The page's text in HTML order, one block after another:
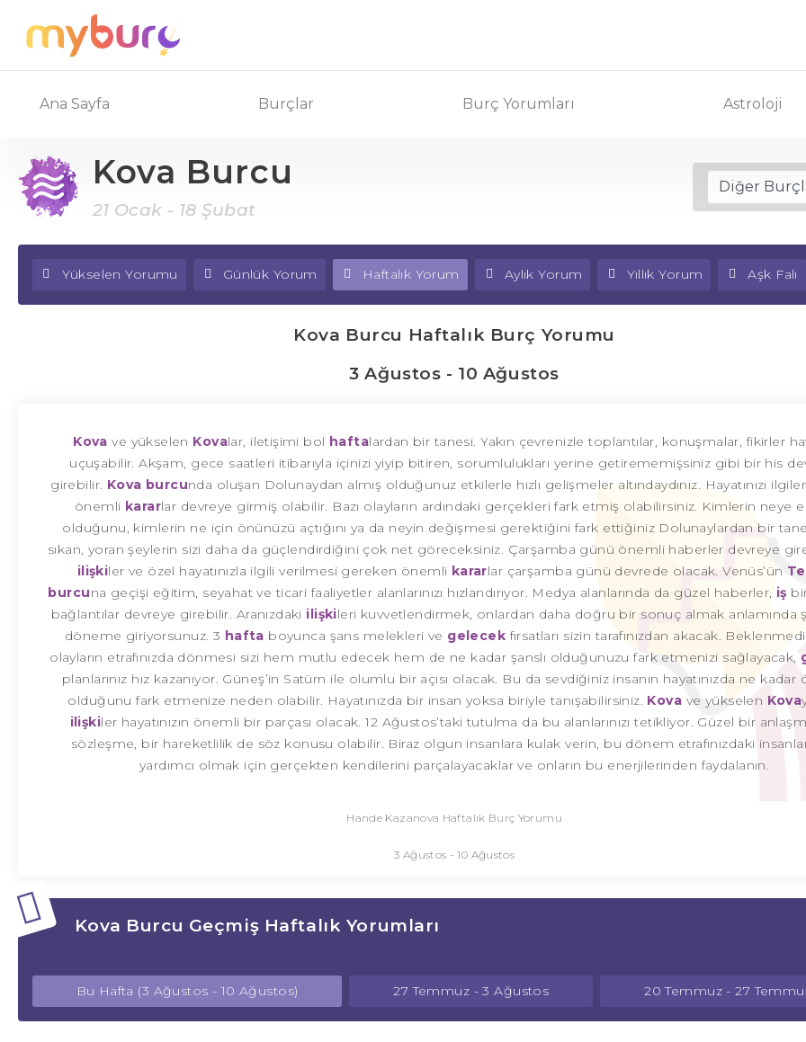
Ana Sayfa Burçlar Burç Yorumları Astroloji
Kova Burcu
21 Ocak - 18 Şubat
Yükselen Yorumu Günlük Yorum Haftalık Yorum Aylık Yorum Yıllık Yorum Aşk Falı
Kova Burcu Haftalık Burç Yorumu
3 Ağustos - 10 Ağustos
Kova ve yükselen Kovalar, iletişimi bol haftalardan bir tanesi. Yakın çevrenizle toplantılar, konuşmalar, fikirler
uçuşabilir. Akşam, gece saatleri itibarıyla içinizi yiyip bitiren, sorumlulukları yerine getirememişsiniz gibi bir his
girebilir. Kova burcunda oluşan Dolunaydan almış olduğunuz etkilerle hızlı gelişmeler altındaydınız. Hayatınızı
önemli kararlar devreye girmiş olabilir. Bazı olayların ardındaki gerçekleri fark etmiş olabilirsiniz. Kimlerin neye
olduğunu, kimlerin ne için önünüzü açtığını ya da neyin değişmesi gerektiğini fark ettiğiniz Dolunaylardan bir
sıkan, yoran şeylerin sizi daha da güçlendirdiğini çok net göreceksiniz. Çarşamba günü önemli haberler devreye
ilişkiler ve özel hayatınızla ilgili verilmesi gereken önemli kararlar çarşamba günü devrede olacak. Venüs’ün
burcuna geçişi eğitim, seyahat ve ticari faaliyetler alanlarınızı hızlandırıyor. Medya alanlarında da güzel haberler, iş
bağlantılar devreye girebilir. Aranızdaki ilişkileri kuvvetlendirmek, onlardan daha doğru bir sonuç almak anlamında
döneme giriyorsunuz. 3 hafta boyunca şans melekleri ve gelecek fırsatları sizin tarafınızdan akacak.
olayların etrafınızda dönmesi sizi hem mutlu edecek hem de ne kadar şanslı olduğunuzu fark etmenizi sağlayacak,
planlarınız hız kazanıyor. Güneş’in Satürn ile olumlu bir açısı olacak. Bu da sevdiğiniz insanın hayatınızda ne kadar
olduğunu fark etmenize neden olabilir. Hayatınızda bir insan yoksa biriyle tanışabilirsiniz. Kova ve yükselen Kova
ilişkiler hayatınızın önemli bir parçası olacak. 12 Ağustos’taki tutulma da bu alanlarınızı tetikliyor. Güzel bir
sözleşme, bir hareketlilik de söz konusu olabilir. Biraz olgun insanlara kulak verin, bu dönem etrafınızdaki
yardımcı olmak için gerçekten kendilerini parçalayacaklar ve onların bu enerjilerinden faydalanın.
Hande Kazanova Haftalık Burç Yorumu
3 Ağustos - 10 Ağustos
Kova Burcu Geçmiş Haftalık Yorumları
Bu Hafta (3 Ağustos - 10 Ağustos) 27 Temmuz - 3 Ağustos 20 Temmuz - 27